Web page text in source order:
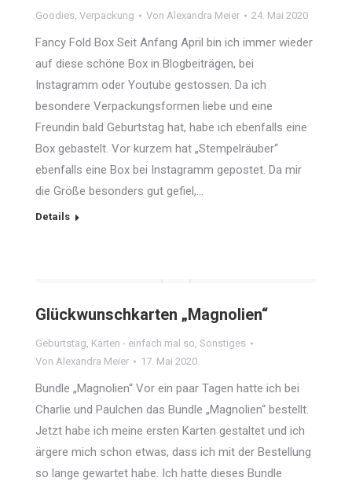
Goodies, Verpackung Von Alexandra Meier 24. Mai 2020
Fancy Fold Box Seit Anfang April bin ich immer wieder
auf diese schöne Box in Blogbeiträgen, bei
Instagramm oder Youtube gestossen. Da ich
besondere Verpackungsformen liebe und eine
Freundin bald Geburtstag hat, habe ich ebenfalls eine
Box gebastelt. Vor kurzem hat „Stempelräuber“
ebenfalls eine Box bei Instagramm gepostet. Da mir
die Größe besonders gut gefiel,…
Details
Glückwunschkarten „Magnolien“
Geburtstag, Karten - einfach mal so, Sonstiges
Von Alexandra Meier 17. Mai 2020
Bundle „Magnolien“ Vor ein paar Tagen hatte ich bei
Charlie und Paulchen das Bundle „Magnolien“ bestellt.
Jetzt habe ich meine ersten Karten gestaltet und ich
ärgere mich schon etwas, dass ich mit der Bestellung
so lange gewartet habe. Ich hatte dieses Bundle